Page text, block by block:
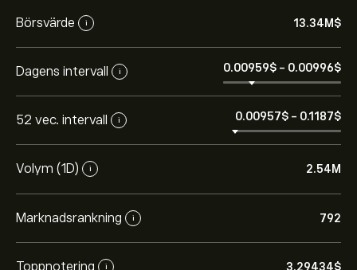
Börsvärde i 13.34M‎$‎
Dagens intervall i 0.00959‎$‎ - 0.00996‎$‎
52 vec. intervall i 0.00957‎$‎ - 0.1187‎$‎
Volym (1D) i 2.54M
Marknadsrankning i 792
Toppnotering i 3.29434‎$‎